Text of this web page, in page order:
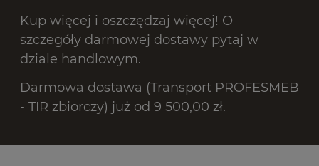
Kup więcej i oszczędzaj więcej! O
szczegóły darmowej dostawy pytaj w
dziale handlowym.
Darmowa dostawa (Transport PROFESMEB
- TIR zbiorczy) już od 9 500,00 zł.